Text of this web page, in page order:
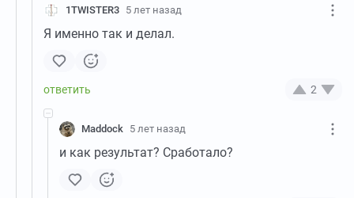
1TWISTER3 5 лет назад
Я именно так и делал.
2
Maddock 5 лет назад
и как результат? Сработало?